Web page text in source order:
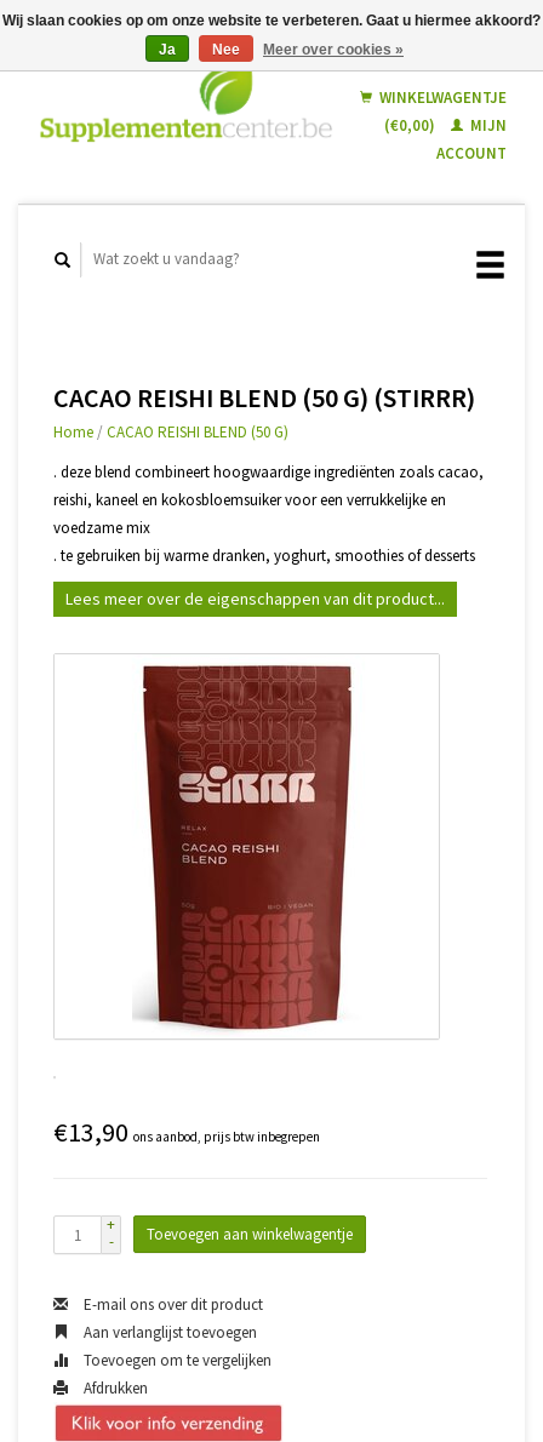
Nederlands
WINKELWAGENTJE
(€0,00)
MIJN
ACCOUNT
CACAO REISHI BLEND (50 G) (STIRRR)
Home /CACAO REISHI BLEND (50 G)
. deze blend combineert hoogwaardige ingrediënten zoals cacao,
reishi, kaneel en kokosbloemsuiker voor een verrukkelijke en
voedzame mix
. te gebruiken bij warme dranken, yoghurt, smoothies of desserts
Lees meer over de eigenschappen van dit product...
€13,90 ons aanbod, prijs btw inbegrepen
+
-
Toevoegen aan winkelwagentje
E-mail ons over dit product
Aan verlanglijst toevoegen
Toevoegen om te vergelijken
Afdrukken
Wij slaan cookies op om onze website te verbeteren. Gaat u hiermee akkoord?
Ja
Nee Meer over cookies »